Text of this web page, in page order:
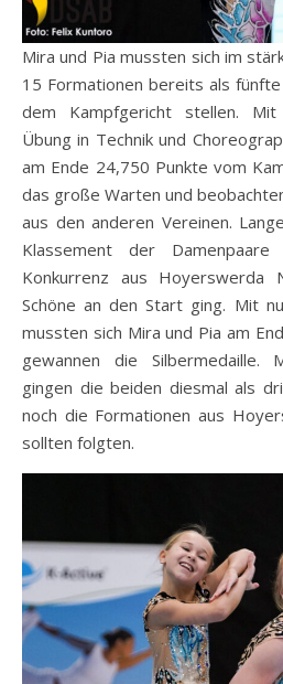
Mira und Pia mussten sich im
15 Formationen bereits als
dem Kampfgericht stellen.
Übung in Technik und
am Ende 24,750 Punkte vom
das große Warten und
aus den anderen Vereinen.
Klassement der
Konkurrenz aus Hoyerswerda
Schöne an den Start ging. Mit
mussten sich Mira und Pia am
gewannen die Silbermedaille.
gingen die beiden diesmal als
noch die Formationen aus
sollten folgten.